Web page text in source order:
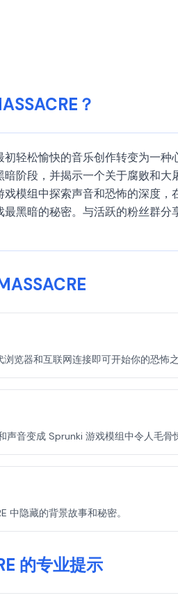
？
轻松愉快的音乐创作转变为一种
阶段，并揭示一个关于腐败和大
模组中探索声音和恐怖的深度，
黑暗的秘密。与活跃的粉丝群分
览器和互联网连接即可开始你的恐怖之
音变成 Sprunki 游戏模组中令人毛骨
中隐藏的背景故事和秘密。
的专业提示